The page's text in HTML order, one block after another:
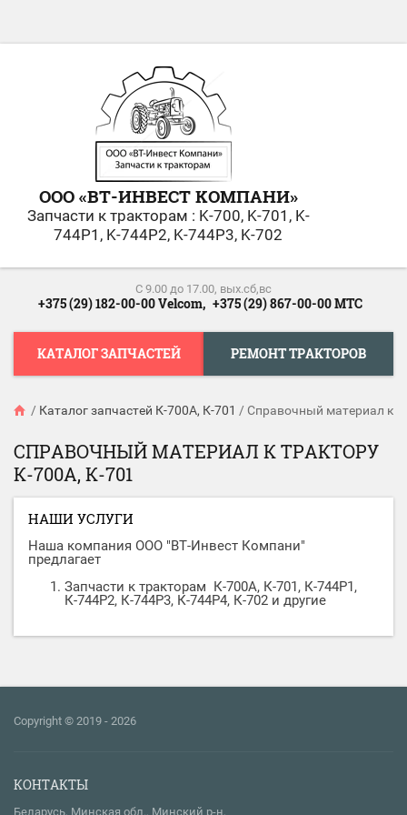
ООО «ВТ-ИНВЕСТ KОМПАНИ»
Запчасти к тракторам : K-700, K-701, K-
744Р1, K-744Р2, K-744Р3, K-702
С 9.00 до 17.00, вых.сб,вс
+375 (29) 182-00-00 Velcom, +375 (29) 867-00-00 МТС
КАТАЛОГ ЗАПЧАСТЕЙ РЕМОНТ ТРАКТОРОВ
/ Каталог запчастей К-700А, К-701 / Справочный материал к
СПРАВОЧНЫЙ МАТЕРИАЛ К ТРАКТОРУ
К-700А, К-701
НАШИ УСЛУГИ
Наша компания ООО "ВТ-Инвест Компани"
предлагает
Запчасти к тракторам К-700А, К-701, К-744Р1,
К-744Р2, К-744Р3, К-744Р4, К-702 и другие
Copyright © 2019 - 2026
КОНТАКТЫ
Беларусь, Минская обл., Минский р-н,